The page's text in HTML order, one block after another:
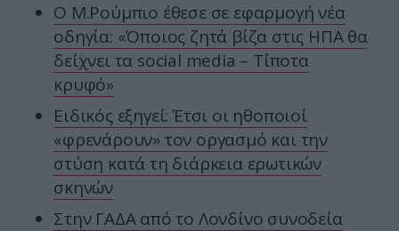
Ο Μ.Ρούμπιο έθεσε σε εφαρμογή νέα
οδηγία: «Όποιος ζητά βίζα στις ΗΠΑ θα
δείχνει τα social media – Τίποτα
κρυφό»
Ειδικός εξηγεί: Έτσι οι ηθοποιοί
«φρενάρουν» τον οργασμό και την
στύση κατά τη διάρκεια ερωτικών
σκηνών
Στην ΓΑΔΑ από το Λονδίνο συνοδεία